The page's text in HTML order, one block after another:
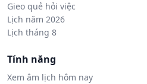
Gieo quẻ hỏi việc
Lịch năm 2026
Lịch tháng 8
Tính năng
Xem âm lịch hôm nay